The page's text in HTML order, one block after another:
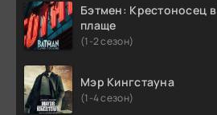
Бэтмен: Крестоносец в
плаще
(1-2 сезон)
Мэр Кингстауна
(1-4 сезон)